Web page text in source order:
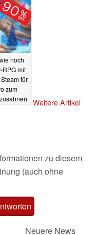
noch
RPG mit
für
zum
Weitere Artikel
zu diesem
(auch ohne
Neuere News